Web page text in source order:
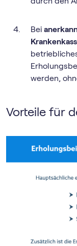
Bei
werden,
Vorteile für